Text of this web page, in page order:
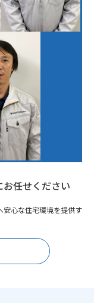
任せください
安心な住宅環境を提供す